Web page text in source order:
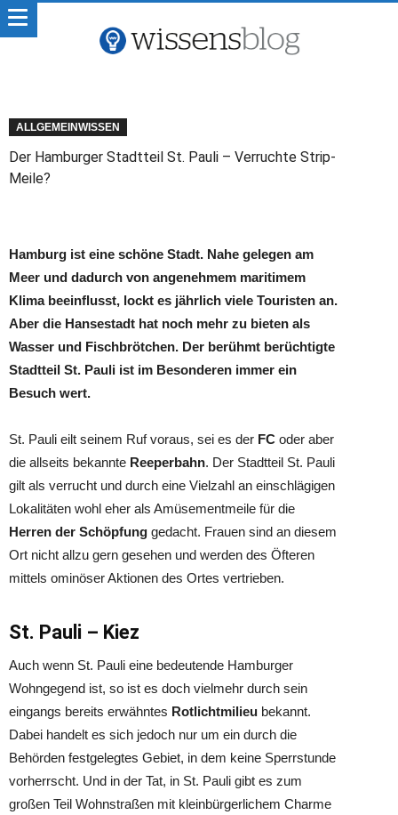
ALLGEMEINWISSEN
Der Hamburger Stadtteil St. Pauli – Verruchte Strip-
Meile?
Hamburg ist eine schöne Stadt. Nahe gelegen am
Meer und dadurch von angenehmem maritimem
Klima beeinflusst, lockt es jährlich viele Touristen an.
Aber die Hansestadt hat noch mehr zu bieten als
Wasser und Fischbrötchen. Der berühmt berüchtigte
Stadtteil St. Pauli ist im Besonderen immer ein
Besuch wert.
St. Pauli eilt seinem Ruf voraus, sei es der FC oder aber
die allseits bekannte Reeperbahn. Der Stadtteil St. Pauli
gilt als verrucht und durch eine Vielzahl an einschlägigen
Lokalitäten wohl eher als Amüsementmeile für die
Herren der Schöpfung gedacht. Frauen sind an diesem
Ort nicht allzu gern gesehen und werden des Öfteren
mittels ominöser Aktionen des Ortes vertrieben.
St. Pauli – Kiez
Auch wenn St. Pauli eine bedeutende Hamburger
Wohngegend ist, so ist es doch vielmehr durch sein
eingangs bereits erwähntes Rotlichtmilieu bekannt.
Dabei handelt es sich jedoch nur um ein durch die
Behörden festgelegtes Gebiet, in dem keine Sperrstunde
vorherrscht. Und in der Tat, in St. Pauli gibt es zum
großen Teil Wohnstraßen mit kleinbürgerlichem Charme